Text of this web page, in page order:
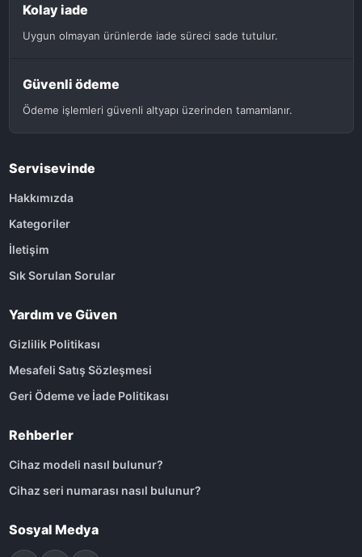
Kolay iade
Uygun olmayan ürünlerde iade süreci sade tutulur.
Güvenli ödeme
Ödeme işlemleri güvenli altyapı üzerinden tamamlanır.
Servisevinde
Hakkımızda
Kategoriler
İletişim
Sık Sorulan Sorular
Yardım ve Güven
Gizlilik Politikası
Mesafeli Satış Sözleşmesi
Geri Ödeme ve İade Politikası
Rehberler
Cihaz modeli nasıl bulunur?
Cihaz seri numarası nasıl bulunur?
Sosyal Medya